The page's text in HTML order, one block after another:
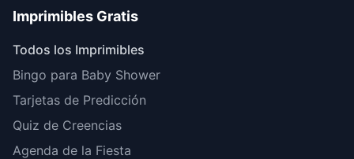
Imprimibles Gratis
Todos los Imprimibles
Bingo para Baby Shower
Tarjetas de Predicción
Quiz de Creencias
Agenda de la Fiesta